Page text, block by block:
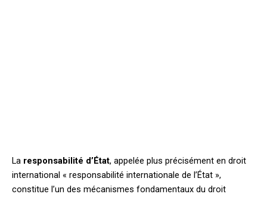
La responsabilité d’État, appelée plus précisément en droit
international « responsabilité internationale de l’État »,
constitue l’un des mécanismes fondamentaux du droit